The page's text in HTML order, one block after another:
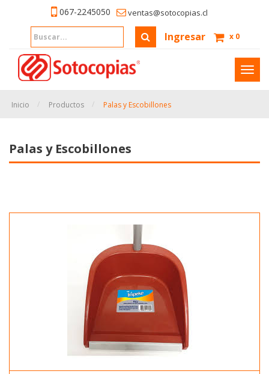
067-2245050 ventas@sotocopias.cl
Ingresar x 0
Inicio Productos Palas y Escobillones
Palas y Escobillones